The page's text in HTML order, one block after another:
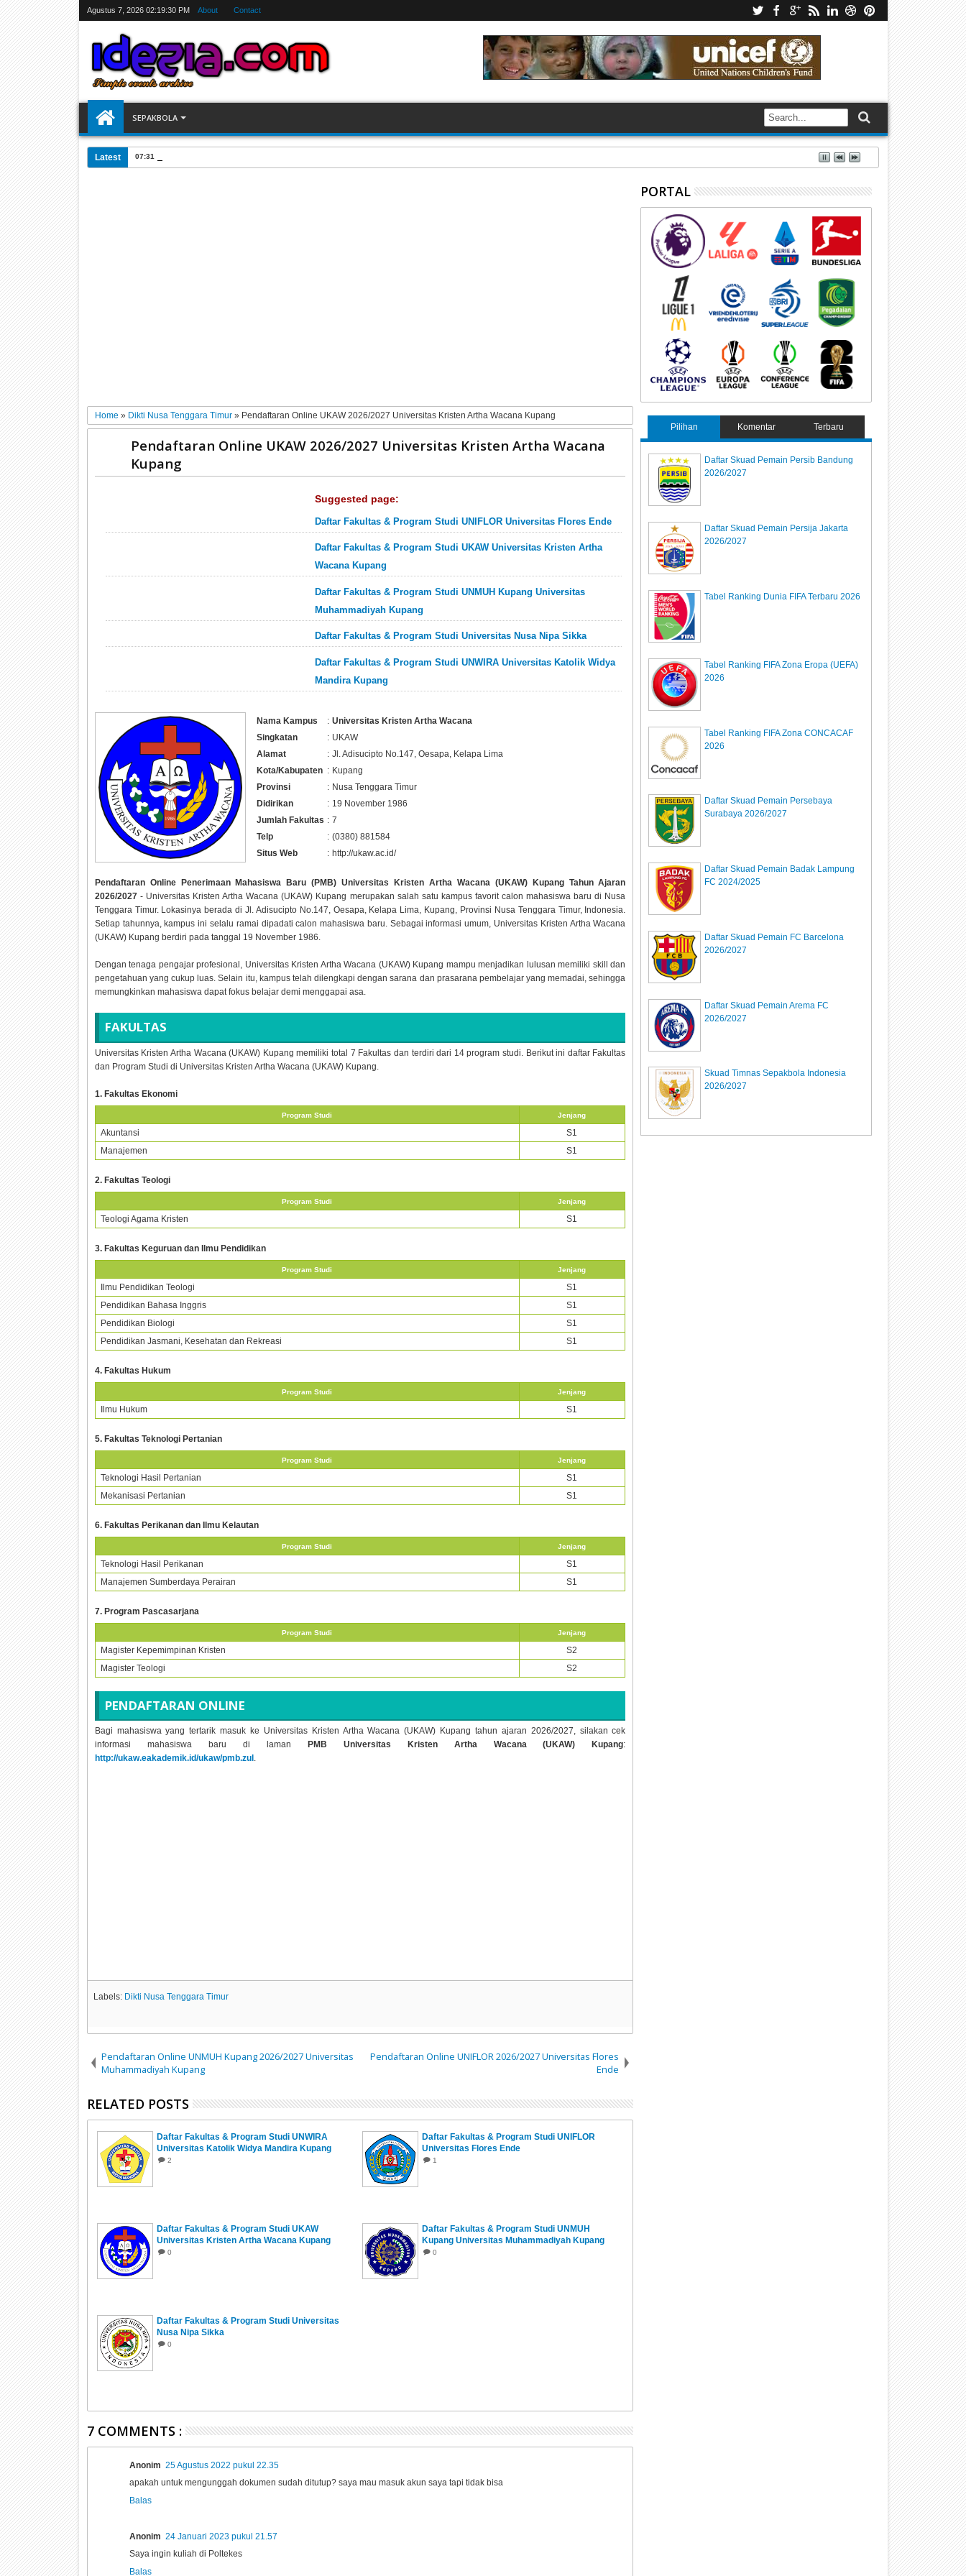
Agustus 7, 2026 02:19:31 PM About Contact
SEPAKBOLA
Latest 07:31 AM
Home » Dikti Nusa Tenggara Timur » Pendaftaran Online UKAW 2026/2027 Universitas Kristen Artha Wacana Kupang
Pendaftaran Online UKAW 2026/2027 Universitas Kristen Artha Wacana
Kupang
Suggested page:
Daftar Fakultas & Program Studi UNIFLOR Universitas Flores Ende
Daftar Fakultas & Program Studi UKAW Universitas Kristen Artha
Wacana Kupang
Daftar Fakultas & Program Studi UNMUH Kupang Universitas
Muhammadiyah Kupang
Daftar Fakultas & Program Studi Universitas Nusa Nipa Sikka
Daftar Fakultas & Program Studi UNWIRA Universitas Katolik Widya
Mandira Kupang
Nama Kampus : Universitas Kristen Artha Wacana
Singkatan
: UKAW
Alamat
: Jl. Adisucipto No.147, Oesapa, Kelapa Lima
Kota/Kabupaten : Kupang
Provinsi
: Nusa Tenggara Timur
Didirikan
: 19 November 1986
Jumlah Fakultas : 7
Telp
: (0380) 881584
Situs Web
: http://ukaw.ac.id/
Pendaftaran Online Penerimaan Mahasiswa Baru (PMB) Universitas Kristen Artha Wacana (UKAW) Kupang Tahun Ajaran
2026/2027- Universitas Kristen Artha Wacana (UKAW) Kupang merupakan salah satu kampus favorit calon mahasiswa baru di Nusa
Tenggara Timur. Lokasinya berada di Jl. Adisucipto No.147, Oesapa, Kelapa Lima, Kupang, Provinsi Nusa Tenggara Timur, Indonesia.
Setiap tahunnya, kampus ini selalu ramai dipadati calon mahasiswa baru. Sebagai informasi umum, Universitas Kristen Artha Wacana
(UKAW) Kupang berdiri pada tanggal 19 November 1986.
Dengan tenaga pengajar profesional, Universitas Kristen Artha Wacana (UKAW) Kupang mampu menjadikan lulusan memiliki skill dan
pengetahuan yang cukup luas. Selain itu, kampus telah dilengkapi dengan sarana dan prasarana pembelajar yang memadai, sehingga
memungkinkan mahasiswa dapat fokus belajar demi menggapai asa.
FAKULTAS
Universitas Kristen Artha Wacana (UKAW) Kupang memiliki total 7 Fakultas dan terdiri dari 14 program studi. Berikut ini daftar Fakultas
dan Program Studi di Universitas Kristen Artha Wacana (UKAW) Kupang.
1. Fakultas Ekonomi
Program Studi Jenjang
Akuntansi
S1
Manajemen
S1
2. Fakultas Teologi
Program Studi Jenjang
Teologi Agama Kristen S1
3. Fakultas Keguruan dan Ilmu Pendidikan
Program Studi Jenjang
Ilmu Pendidikan Teologi
S1
Pendidikan Bahasa Inggris
S1
Pendidikan Biologi
S1
Pendidikan Jasmani, Kesehatan dan Rekreasi
S1
4. Fakultas Hukum
Program Studi Jenjang
Ilmu Hukum S1
5. Fakultas Teknologi Pertanian
Program Studi Jenjang
Teknologi Hasil Pertanian
S1
Mekanisasi Pertanian
S1
6. Fakultas Perikanan dan Ilmu Kelautan
Program Studi Jenjang
Teknologi Hasil Perikanan
S1
Manajemen Sumberdaya Perairan
S1
7. Program Pascasarjana
Program Studi Jenjang
Magister Kepemimpinan Kristen
S2
Magister Teologi
S2
PENDAFTARAN ONLINE
Bagi mahasiswa yang tertarik masuk ke Universitas Kristen Artha Wacana (UKAW) Kupang tahun ajaran 2026/2027, silakan cek
informasi mahasiswa baru di laman
PMB Universitas Kristen Artha Wacana (UKAW) Kupang:
http://ukaw.eakademik.id/ukaw/pmb.zul .
Labels: Dikti Nusa Tenggara Timur
Pendaftaran Online UNMUH Kupang 2026/2027 Universitas
Muhammadiyah Kupang
Pendaftaran Online UNIFLOR 2026/2027 Universitas Flores
Ende
RELATED POSTS
Daftar Fakultas & Program Studi UNWIRA
Universitas Katolik Widya Mandira Kupang
2
Daftar Fakultas & Program Studi UNIFLOR
Universitas Flores Ende
1
Daftar Fakultas & Program Studi UKAW
Universitas Kristen Artha Wacana Kupang
0
Daftar Fakultas & Program Studi UNMUH
Kupang Universitas Muhammadiyah Kupang
0
Daftar Fakultas & Program Studi Universitas
Nusa Nipa Sikka
0
7 COMMENTS :
Anonim 25 Agustus 2022 pukul 22.35
apakah untuk mengunggah dokumen sudah ditutup? saya mau masuk akun saya tapi tidak bisa
Balas
Anonim 24 Januari 2023 pukul 21.57
Saya ingin kuliah di Poltekes
Balas
PORTAL
Pilihan Komentar Terbaru
Daftar Skuad Pemain Persib Bandung
2026/2027
Daftar Skuad Pemain Persija Jakarta
2026/2027
Tabel Ranking Dunia FIFA Terbaru 2026
Tabel Ranking FIFA Zona Eropa (UEFA)
2026
Tabel Ranking FIFA Zona CONCACAF
2026
Daftar Skuad Pemain Persebaya
Surabaya 2026/2027
Daftar Skuad Pemain Badak Lampung
FC 2024/2025
Daftar Skuad Pemain FC Barcelona
2026/2027
Daftar Skuad Pemain Arema FC
2026/2027
Skuad Timnas Sepakbola Indonesia
2026/2027